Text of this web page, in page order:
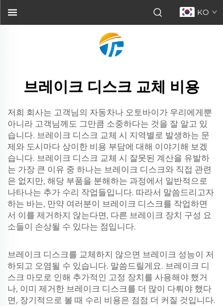
KO
브레이크 디스크 교체 비용
저희 회사는 고객님의 자동차나 오토바이가 우리에게뿐
아니라 고객님께도 그만큼 소중하다는 것을 잘 알고 있
습니다. 브레이크 디스크 교체 시 지역별로 발생하는 문
제와 도시마다 상이한 비용 부담에 대해 이야기해 보겠
습니다. 브레이크 디스크 교체 시 잘못된 계산을 유발하
는 가장 큰 이유 중 하나는 브레이크 디스크와 직접 관련
은 없지만, 해당 부품을 분해하는 과정에서 일반적으로
나타나는 추가 수리 작업들입니다. 따라서 말씀드리고자
하는 바는, 만약 여러분이 브레이크 디스크를 작업하면
서 이를 제거하지 않는다면, 다른 브레이크 장치 구성 요
소들이 손상될 수 있다는 점입니다.
브레이크 디스크를 교체하지 않으면 브레이크 성능이 저
하되고 오염될 수 있습니다. 말씀드릴게요. 브레이크 디
스크 마모로 인해 추가적인 고정 장치를 사용해야 했거
나, 이미 제거한 브레이크 디스크를 더 많이 다뤄야 했다
면, 장기적으로 볼 때 수리 비용은 점점 더 커질 것입니다.